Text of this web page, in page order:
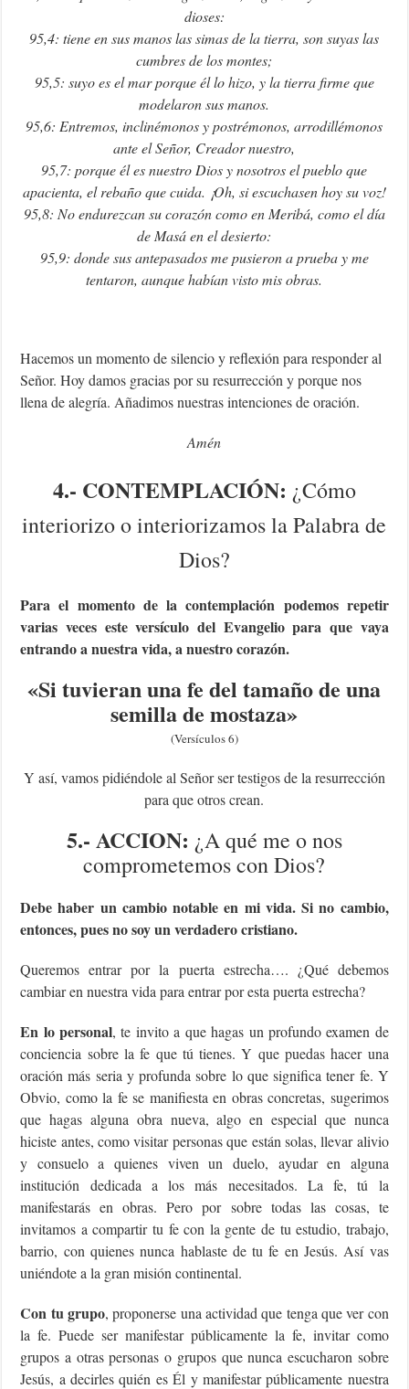
dioses:
95,4: tiene en sus manos las simas de la tierra, son suyas las
cumbres de los montes;
95,5: suyo es el mar porque él lo hizo, y la tierra firme que
modelaron sus manos.
95,6: Entremos, inclinémonos y postrémonos, arrodillémonos
ante el Señor, Creador nuestro,
95,7: porque él es nuestro Dios y nosotros el pueblo que
apacienta, el rebaño que cuida. ¡Oh, si escuchasen hoy su voz!
95,8: No endurezcan su corazón como en Meribá, como el día
de Masá en el desierto:
95,9: donde sus antepasados me pusieron a prueba y me
tentaron, aunque habían visto mis obras.
Hacemos un momento de silencio y reflexión para responder al
Señor. Hoy damos gracias por su resurrección y porque nos
llena de alegría. Añadimos nuestras intenciones de oración.
Amén
4.- CONTEMPLACIÓN: ¿Cómo
interiorizo o interiorizamos la Palabra de
Dios?
Para el momento de la contemplación podemos repetir
varias veces este versículo del Evangelio para que vaya
entrando a nuestra vida, a nuestro corazón.
«Si tuvieran una fe del tamaño de una
semilla de mostaza»
(Versículos 6)
Y así, vamos pidiéndole al Señor ser testigos de la resurrección
para que otros crean.
5.- ACCION: ¿A qué me o nos
comprometemos con Dios?
Debe haber un cambio notable en mi vida. Si no cambio,
entonces, pues no soy un verdadero cristiano.
Queremos entrar por la puerta estrecha…. ¿Qué debemos
cambiar en nuestra vida para entrar por esta puerta estrecha?
En lo personal, te invito a que hagas un profundo examen de
conciencia sobre la fe que tú tienes. Y que puedas hacer una
oración más seria y profunda sobre lo que significa tener fe. Y
Obvio, como la fe se manifiesta en obras concretas, sugerimos
que hagas alguna obra nueva, algo en especial que nunca
hiciste antes, como visitar personas que están solas, llevar alivio
y consuelo a quienes viven un duelo, ayudar en alguna
institución dedicada a los más necesitados. La fe, tú la
manifestarás en obras. Pero por sobre todas las cosas, te
invitamos a compartir tu fe con la gente de tu estudio, trabajo,
barrio, con quienes nunca hablaste de tu fe en Jesús. Así vas
uniéndote a la gran misión continental.
Con tu grupo, proponerse una actividad que tenga que ver con
la fe. Puede ser manifestar públicamente la fe, invitar como
grupos a otras personas o grupos que nunca escucharon sobre
Jesús, a decirles quién es Él y manifestar públicamente nuestra